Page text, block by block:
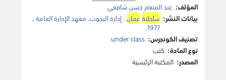
المؤلف: عبد المنعم حسن شافعي.
بيانات النشر: سلطنةعمان:إدارة البحوث، معهد الإدارة العامة،
1977
.
تصنيف الكونجرس: under class
نوع المادة: كتب
المصدر: المكتبة الرئيسية